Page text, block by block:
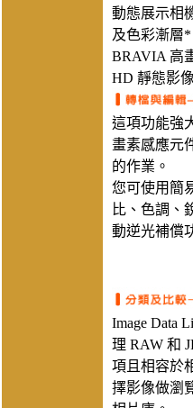
動態展示相
及色彩漸層*
BRAVIA 高
HD 靜態影
這項功能強
畫素感應元
的作業。
您可使用簡
比、色調、
動逆光補償
Image Data
理 RAW 和
項且相容於
擇影像做瀏